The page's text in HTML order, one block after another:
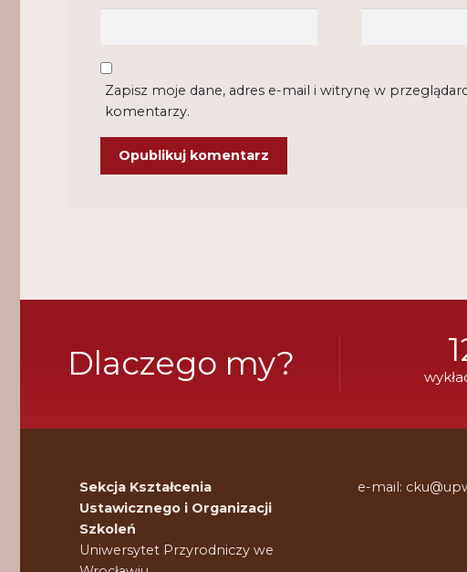
Zapisz moje dane, adres e-mail i witrynę w
komentarzy.
Dlaczego my?
Sekcja Kształcenia
Ustawicznego i Organizacji
Szkoleń
Uniwersytet Przyrodniczy we
e-mail: